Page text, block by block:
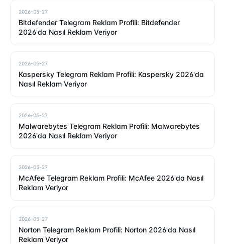
2026-05-27
Bitdefender Telegram Reklam Profili: Bitdefender
2026'da Nasıl Reklam Veriyor
2026-05-27
Kaspersky Telegram Reklam Profili: Kaspersky 2026'da
Nasıl Reklam Veriyor
2026-05-27
Malwarebytes Telegram Reklam Profili: Malwarebytes
2026'da Nasıl Reklam Veriyor
2026-05-27
McAfee Telegram Reklam Profili: McAfee 2026'da Nasıl
Reklam Veriyor
2026-05-27
Norton Telegram Reklam Profili: Norton 2026'da Nasıl
Reklam Veriyor